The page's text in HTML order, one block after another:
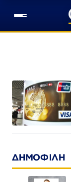
ΔΗΜΟΦΙΛΗ